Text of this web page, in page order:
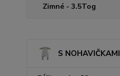
Zimné - 3.5Tog
S NOHAVIČKAMI